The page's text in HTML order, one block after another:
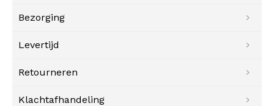
Bezorging
Levertijd
Retourneren
Klachtafhandeling